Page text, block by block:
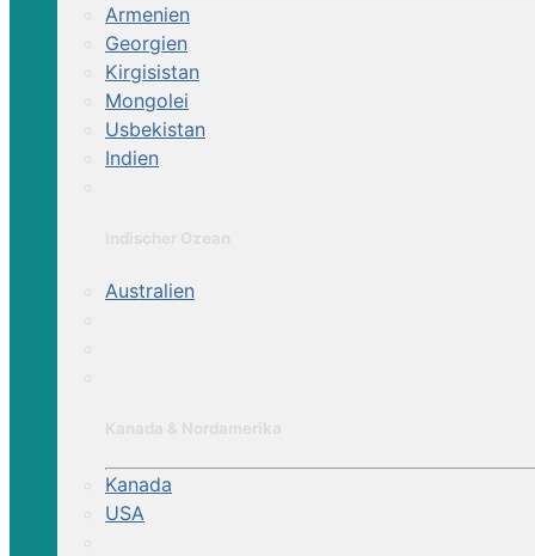
Armenien
Georgien
Kirgisistan
Mongolei
Usbekistan
Indien
Australien
Kanada
USA